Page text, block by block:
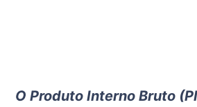
O Produto Interno Bruto